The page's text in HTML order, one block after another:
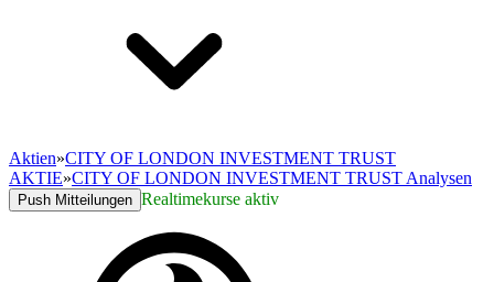
Aktien»CITY OF LONDON INVESTMENT TRUST
AKTIE»CITY OF LONDON INVESTMENT TRUST Analysen
Push Mitteilungen Realtimekurse aktiv